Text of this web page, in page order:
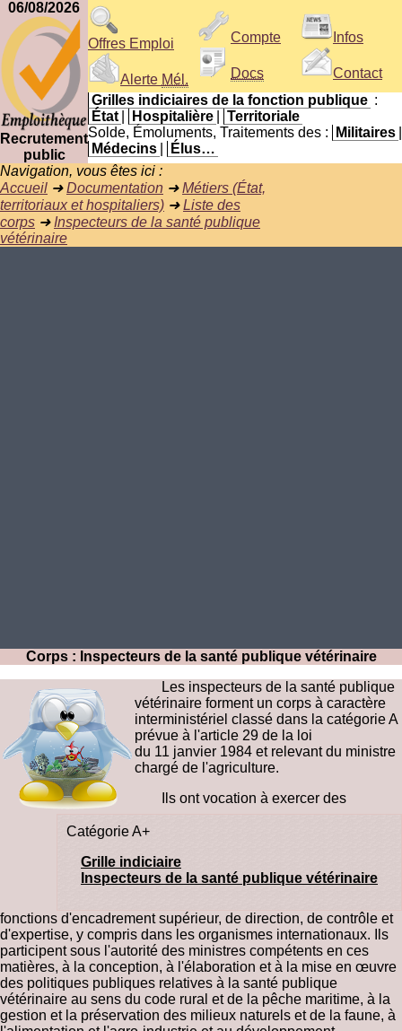
06/08/2026
Recrutement
public
Offres Emploi
Alerte Mél.
Compte
Docs
Infos
Contact
Grilles indiciaires de la fonction publique :
État
Hospitalière
Territoriale
Solde, Émoluments, Traitements des :
Militaires
Médecins
Élus…
Navigation, vous êtes ici :
Accueil ➜Documentation ➜Métiers (État,
territoriaux et hospitaliers) ➜Liste des
corps ➜ Inspecteurs de la santé publique
vétérinaire
Corps : Inspecteurs de la santé publique vétérinaire
Les inspecteurs de la santé publique
vétérinaire forment un corps à caractère
interministériel classé dans la catégorie A
prévue à l'article 29 de la loi
du 11 janvier 1984 et relevant du ministre
chargé de l'agriculture.
Catégorie A+
Grille indiciaire
Inspecteurs de la santé publique vétérinaire
Ils ont vocation à exercer des
fonctions d'encadrement supérieur, de direction, de contrôle et
d'expertise, y compris dans les organismes internationaux. Ils
participent sous l'autorité des ministres compétents en ces
matières, à la conception, à l'élaboration et à la mise en œuvre
des politiques publiques relatives à la santé publique
vétérinaire au sens du code rural et de la pêche maritime, à la
gestion et la préservation des milieux naturels et de la faune, à